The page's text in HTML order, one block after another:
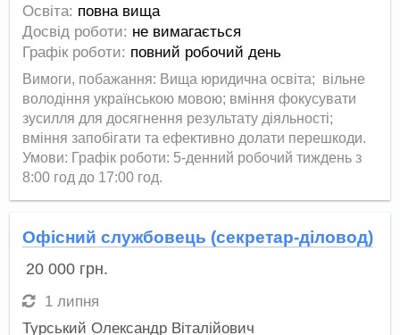
Освіта: повна вища
Досвід роботи: не вимагається
Графік роботи: повний робочий день
Вимоги, побажання: Вища юридична освіта; вільне
володіння українською мовою; вміння фокусувати
зусилля для досягнення результату діяльності;
вміння запобігати та ефективно долати перешкоди.
Умови: Графік роботи: 5-денний робочий тиждень з
8:00 год до 17:00 год.
Офісний службовець (секретар-діловод)
20 000 грн.
1 липня
Турський Олександр Віталійович